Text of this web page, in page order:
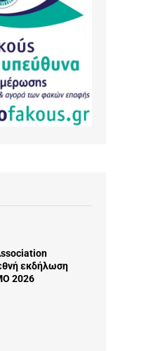
εκδήλωση
2026